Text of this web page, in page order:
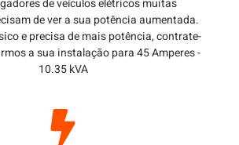
de veículos elétricos muitas
de ver a sua potência aumentada.
e precisa de mais potência, contrate-
a sua instalação para 45 Amperes -
10.35 kVA